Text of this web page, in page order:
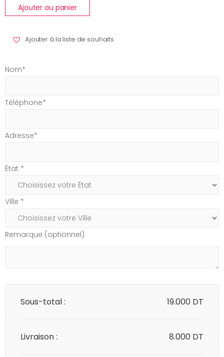
Ajouter au panier
Ajouter à la liste de souhaits
Nom*
Téléphone*
Adresse*
État *
Ville *
Remarque (optionnel)
Sous-total : 19.000 DT
Livraison : 8.000 DT